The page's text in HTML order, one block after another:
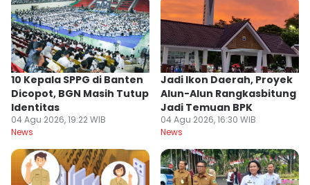
10 Kepala SPPG di Banten
Dicopot, BGN Masih Tutup
Identitas
04 Agu 2026, 19:22 WIB
News
Jadi Ikon Daerah, Proyek
Alun-Alun Rangkasbitung
Jadi Temuan BPK
04 Agu 2026, 16:30 WIB
News